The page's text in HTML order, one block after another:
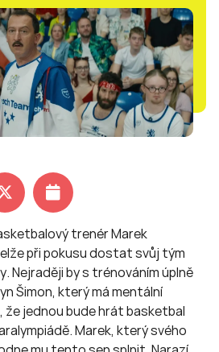
trenér Marek
při pokusu dostat svůj tým
Nejraději by s trénováním úplně
Šimon, který má mentální
jednou bude hrát basketbal
Marek, který svého